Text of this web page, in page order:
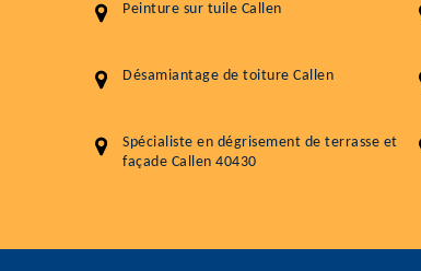
Peinture sur tuile Callen
Désamiantage de toiture Callen
Spécialiste en dégrisement de terrasse et
façade Callen 40430